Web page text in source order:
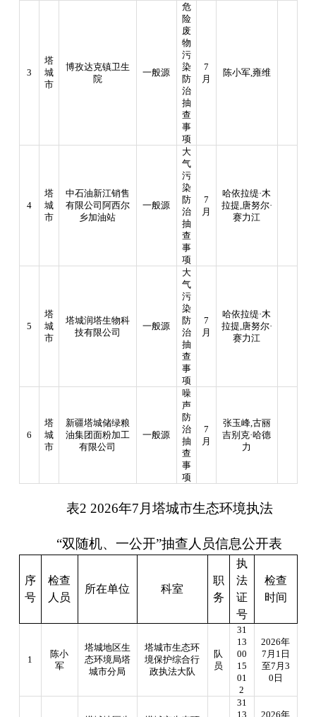
3
塔
城
市
博孜达克镇卫生
院
一般源
危
险
废
物
污
染
防
治
抽
查
事
项
7
月
陈小军, 雍维
4
塔
城
市
中石油新江销售
有限公司阿西尔
乡加油站
一般源
大
气
污
染
防
治
抽
查
事
项
7
月
哈依拉缇·木
拉提 唐努尔·
赛力江
5
塔
城
市
塔城润塔生物科
技有限公司
一般源
大
气
污
染
防
治
抽
查
事
项
7
月
哈依拉缇·木
拉提 唐努尔·
赛力江
6
塔
城
市
新疆塔城储绿粮
油集团面粉加工
有限公司
一般源
噪
声
防
治
抽
查
事
项
7
月
张玉峰, 古丽
吉别克·哈德
力
表2 2026年7 月塔城市生态环境执法
“双随机、一公开”抽查人员信息公开表
序
号
检查
人员
所在单位 科室
职
务
执
法
证
号
检查
时间
1
陈小
军
塔城地区生
态环境局塔
城市分局
塔城市生态环
境保护综合行
政执法大队
队
员
31
13
00
15
01
2
2026年
7 月 1 日
至7 月3
0 日
31
13
2026年